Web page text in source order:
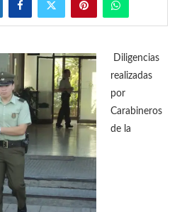
Diligencias
realizadas
por
Carabineros
de la